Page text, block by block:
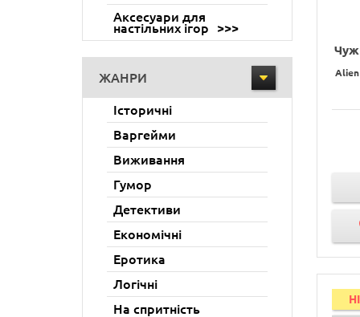
Аксесуари для
настільних ігор
ЖАНРИ
Історичні
Варгейми
Виживання
Гумор
Детективи
Економічні
Еротика
Логічні
На спритність
Alien